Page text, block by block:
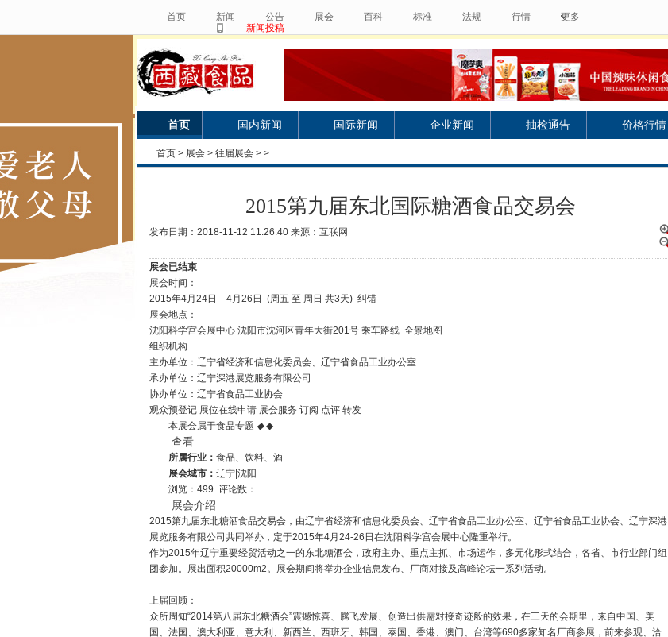
首页 新闻 公告 展会 百科 标准 法规 行情 更多
新闻投稿
首页 国内新闻 国际新闻 企业新闻 抽检通告 价格行情
首页 > 展会 > 往届展会 > >
2015第九届东北国际糖酒食品交易会
发布日期：2018-11-12 11:26:40 来源：互联网
展会已结束
展会时间：
2015年4月24日---4月26日 (周五 至 周日 共3天) 纠错
展会地点：
沈阳科学宫会展中心 沈阳市沈河区青年大街201号 乘车路线 全景地图
组织机构
主办单位：辽宁省经济和信息化委员会、辽宁省食品工业办公室
承办单位：辽宁深港展览服务有限公司
协办单位：辽宁省食品工业协会
观众预登记 展位在线申请 展会服务 订阅 点评 转发
本展会属于食品专题 ◆◆
查看
所属行业： 食品、饮料、酒
展会城市： 辽宁|沈阳
浏览：499 评论数：
展会介绍
2015第九届东北糖酒食品交易会，由辽宁省经济和信息化委员会、辽宁省食品工业办公室、辽宁省食品工业协会、辽宁深港
展览服务有限公司共同举办，定于2015年4月24-26日在沈阳科学宫会展中心隆重举行。
作为2015年辽宁重要经贸活动之一的东北糖酒会，政府主办、重点主抓、市场运作，多元化形式结合，各省、市行业部门组
团参加。展出面积20000m2。展会期间将举办企业信息发布、厂商对接及高峰论坛一系列活动。
上届回顾：
众所周知“2014第八届东北糖酒会”震撼惊喜、腾飞发展、创造出供需对接奇迹般的效果，在三天的会期里，来自中国、美
国、法国、澳大利亚、意大利、新西兰、西班牙、韩国、泰国、香港、澳门、台湾等690多家知名厂商参展，前来参观、洽